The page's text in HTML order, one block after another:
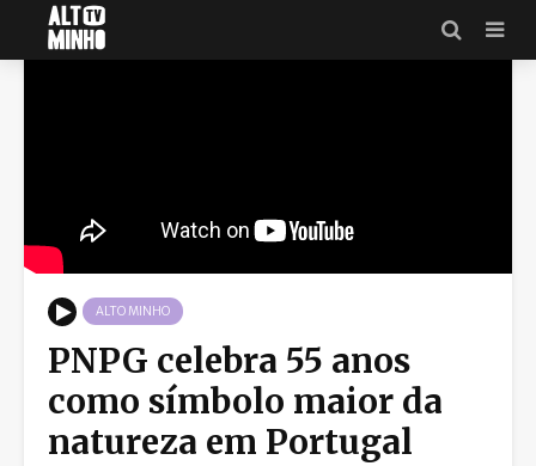
ALTO MINHO
PNPG celebra 55 anos
como símbolo maior da
natureza em Portugal